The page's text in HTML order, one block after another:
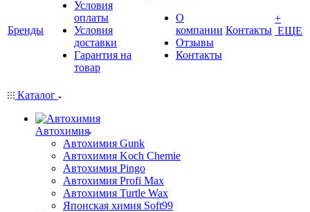
Бренды
Условия
оплаты
Условия
доставки
Гарантия на
товар
О
компании
Отзывы
Контакты
Контакты
+
ЕЩЕ
Каталог
Автохимия
Автохимия Gunk
Автохимия Koch Chemie
Автохимия Pingo
Автохимия Profi Max
Автохимия Turtle Wax
Японская химия Soft99